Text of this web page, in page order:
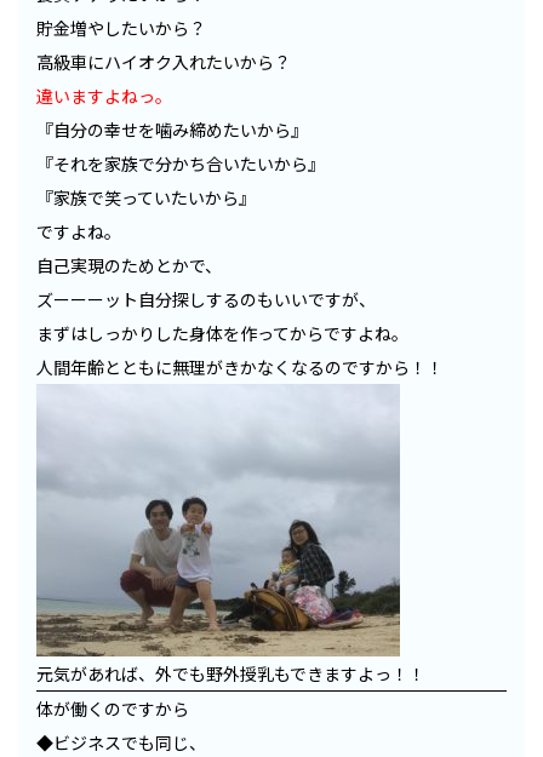
貯金増やしたいから？
高級車にハイオク入れたいから？
違いますよねっ。
『自分の幸せを噛み締めたいから』
『それを家族で分かち合いたいから』
『家族で笑っていたいから』
ですよね。
自己実現のためとかで、
ズーーーット自分探しするのもいいですが、
まずはしっかりした身体を作ってからですよね。
人間年齢とともに無理がきかなくなるのですから！！
元気があれば、外でも野外授乳もできますよっ！！
体が働くのですから
◆ビジネスでも同じ、